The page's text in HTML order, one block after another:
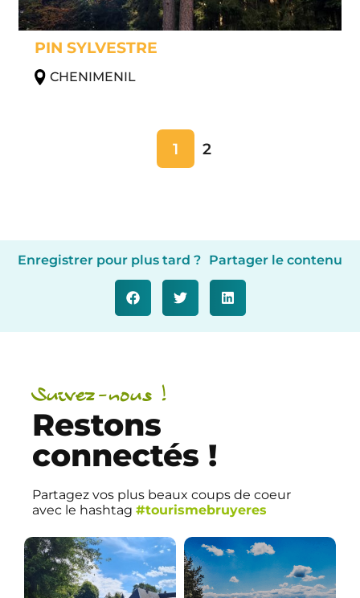
PIN SYLVESTRE
CHENIMENIL
1 2
Enregistrer pour plus tard ? Partager le contenu
Suivez-nous !
Restons
connectés !
Partagez vos plus beaux coups de coeur
avec le hashtag #tourismebruyeres